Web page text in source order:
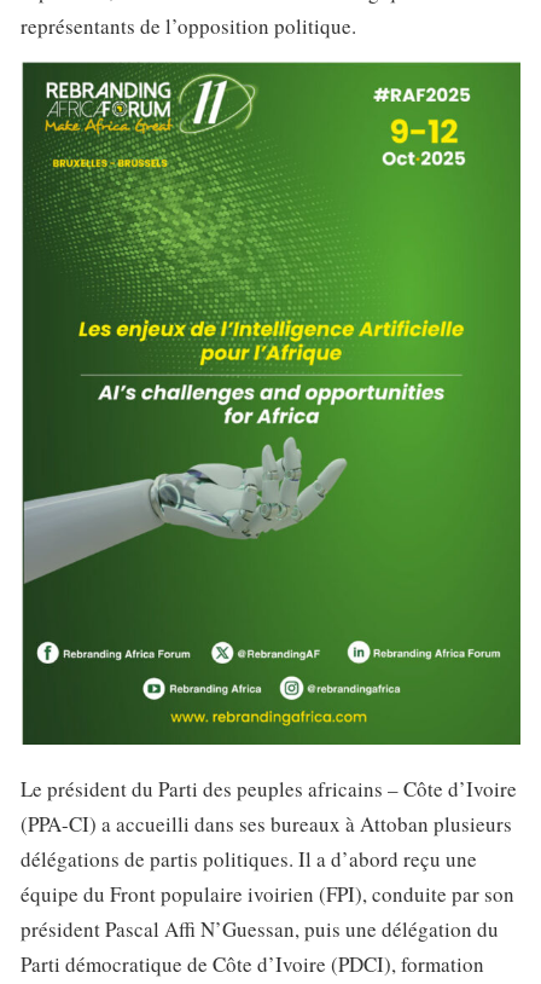
représentants de l’opposition politique.
Le président du Parti des peuples africains – Côte d’Ivoire
(PPA-CI) a accueilli dans ses bureaux à Attoban plusieurs
délégations de partis politiques. Il a d’abord reçu une
équipe du Front populaire ivoirien (FPI), conduite par son
président Pascal Affi N’Guessan, puis une délégation du
Parti démocratique de Côte d’Ivoire (PDCI), formation